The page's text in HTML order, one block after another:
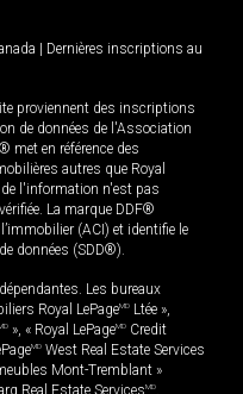
Dernières inscriptions au
proviennent des inscriptions
de données de l'Association
met en référence des
autres que Royal
l'information n'est pas
La marque DDF®
(ACI) et identifie le
données (SDD®).
Les bureaux
Royal LePageMD Ltée »,
», « Royal LePageMD Credit
MD West Real Estate Services
Mont-Tremblant »
Real Estate ServicesMD.